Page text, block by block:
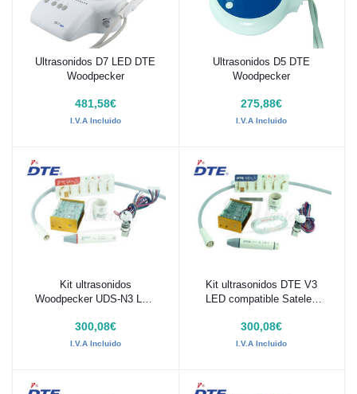
Añadir al carrito
Ultrasonidos D7 LED DTE
Woodpecker
481,58€
I.V.A Incluido
Añadir al carrito
Ultrasonidos D5 DTE
Woodpecker
275,88€
I.V.A Incluido
Añadir al carrito
Kit ultrasonidos
Woodpecker UDS-N3 LED
300,08€
I.V.A Incluido
Añadir al carrito
Kit ultrasonidos DTE V3
LED compatible Satelec
300,08€
I.V.A Incluido